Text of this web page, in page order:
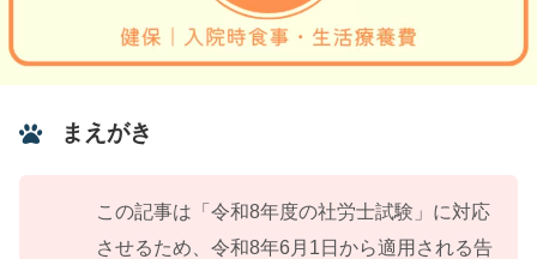
まえがき
この記事は「令和8年度の社労士試験」に対応
させるため、令和8年6月1日から適用される告